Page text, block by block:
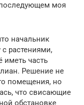
моя
начальник
растениями,
часть
Решение не
помещения, но
что свисающие
обстановке